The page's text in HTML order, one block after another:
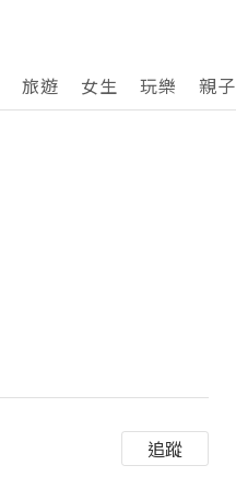
旅遊 女生 玩樂 親子
追蹤